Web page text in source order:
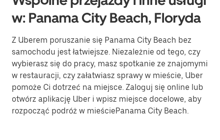
w: Panama City Beach, Floryda
Z Uberem poruszanie się Panama City Beach bez
samochodu jest łatwiejsze. Niezależnie od tego, czy
wybierasz się do pracy, masz spotkanie ze znajomymi
w restauracji, czy załatwiasz sprawy w mieście, Uber
pomoże Ci dotrzeć na miejsce. Zaloguj się online lub
otwórz aplikację Uber i wpisz miejsce docelowe, aby
rozpocząć podróż w mieściePanama City Beach.